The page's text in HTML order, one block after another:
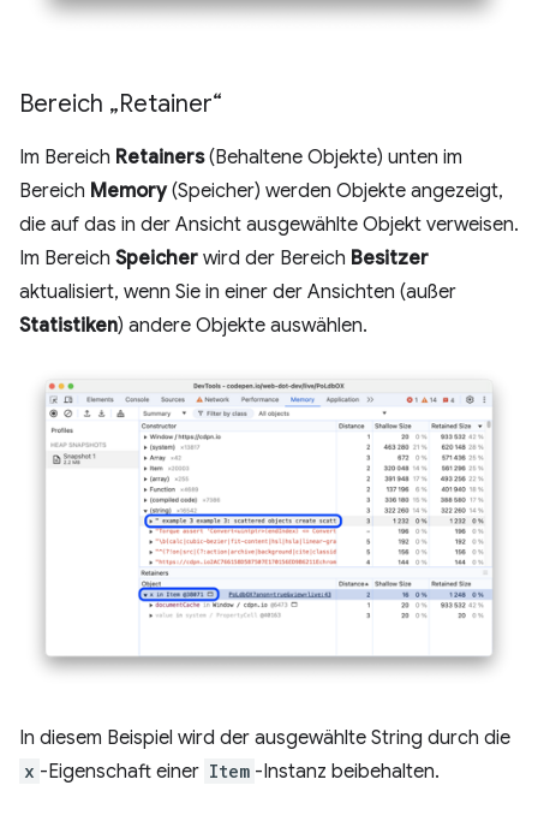
Bereich „Retainer“
Im Bereich Retainers(Behaltene Objekte) unten im
Bereich Memory(Speicher) werden Objekte angezeigt,
die auf das in der Ansicht ausgewählte Objekt verweisen.
Im Bereich Speicher wird der Bereich Besitzer
aktualisiert, wenn Sie in einer der Ansichten (außer
Statistiken) andere Objekte auswählen.
In diesem Beispiel wird der ausgewählte String durch die
x -Eigenschaft einer Item -Instanz beibehalten.